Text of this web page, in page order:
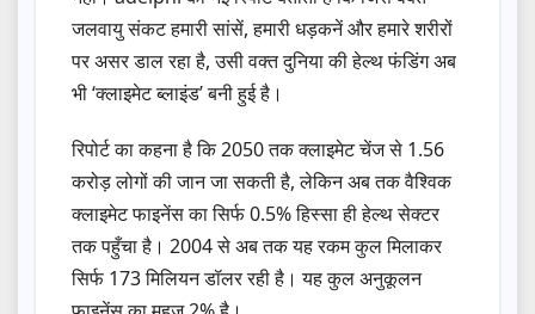
जलवायु संकट हमारी सांसें, हमारी धड़कनें और हमारे शरीरों
पर असर डाल रहा है, उसी वक्त दुनिया की हेल्थ फंडिंग अब
भी ‘क्लाइमेट ब्लाइंड’ बनी हुई है।
रिपोर्ट का कहना है कि 2050 तक क्लाइमेट चेंज से 1.56
करोड़ लोगों की जान जा सकती है, लेकिन अब तक वैश्विक
क्लाइमेट फाइनेंस का सिर्फ 0.5% हिस्सा ही हेल्थ सेक्टर
तक पहुँचा है। 2004 से अब तक यह रकम कुल मिलाकर
सिर्फ 173 मिलियन डॉलर रही है। यह कुल अनुकूलन